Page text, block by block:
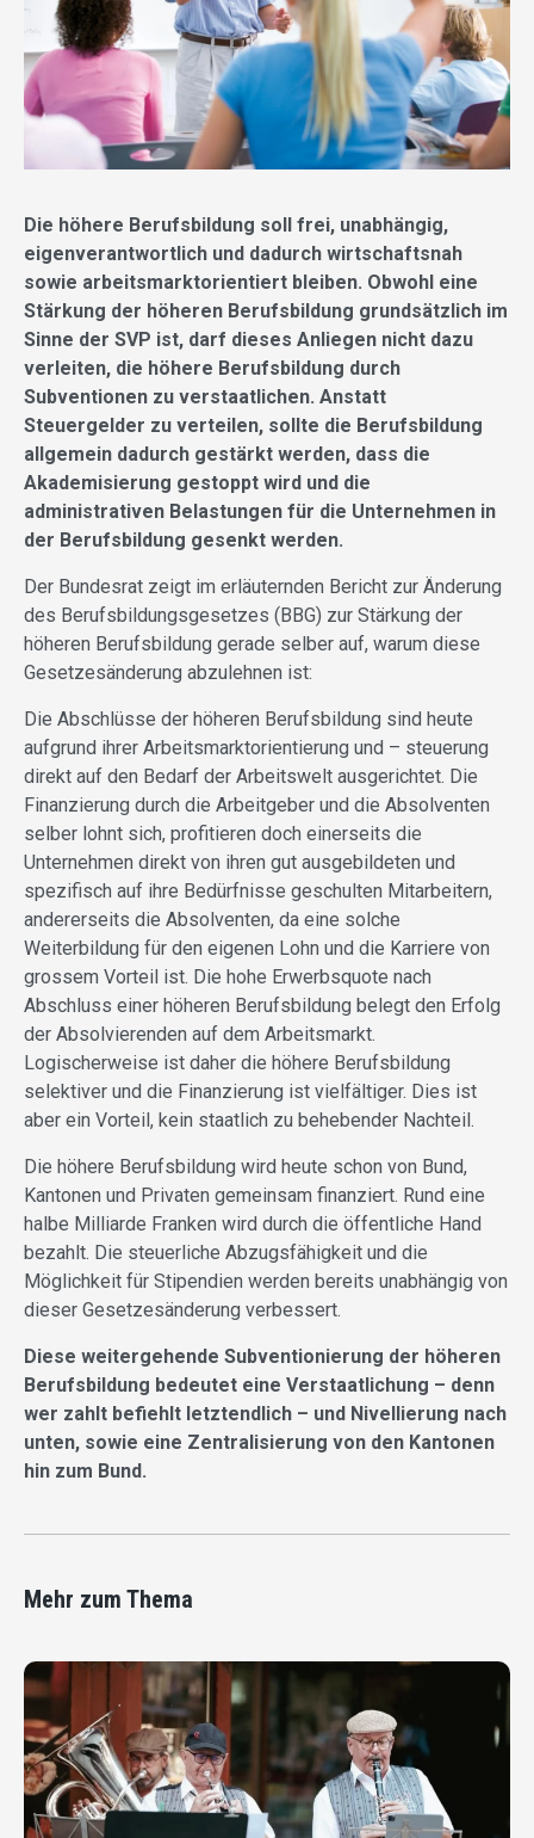
Die höhere Berufsbildung soll frei, unabhängig,
eigenverantwortlich und dadurch wirtschaftsnah
sowie arbeitsmarktorientiert bleiben. Obwohl eine
Stärkung der höheren Berufsbildung grundsätzlich im
Sinne der SVP ist, darf dieses Anliegen nicht dazu
verleiten, die höhere Berufsbildung durch
Subventionen zu verstaatlichen. Anstatt
Steuergelder zu verteilen, sollte die Berufsbildung
allgemein dadurch gestärkt werden, dass die
Akademisierung gestoppt wird und die
administrativen Belastungen für die Unternehmen in
der Berufsbildung gesenkt werden.
Der Bundesrat zeigt im erläuternden Bericht zur Änderung
des Berufsbildungsgesetzes (BBG) zur Stärkung der
höheren Berufsbildung gerade selber auf, warum diese
Gesetzesänderung abzulehnen ist:
Die Abschlüsse der höheren Berufsbildung sind heute
aufgrund ihrer Arbeitsmarktorientierung und – steuerung
direkt auf den Bedarf der Arbeitswelt ausgerichtet. Die
Finanzierung durch die Arbeitgeber und die Absolventen
selber lohnt sich, profitieren doch einerseits die
Unternehmen direkt von ihren gut ausgebildeten und
spezifisch auf ihre Bedürfnisse geschulten Mitarbeitern,
andererseits die Absolventen, da eine solche
Weiterbildung für den eigenen Lohn und die Karriere von
grossem Vorteil ist. Die hohe Erwerbsquote nach
Abschluss einer höheren Berufsbildung belegt den Erfolg
der Absolvierenden auf dem Arbeitsmarkt.
Logischerweise ist daher die höhere Berufsbildung
selektiver und die Finanzierung ist vielfältiger. Dies ist
aber ein Vorteil, kein staatlich zu behebender Nachteil.
Die höhere Berufsbildung wird heute schon von Bund,
Kantonen und Privaten gemeinsam finanziert. Rund eine
halbe Milliarde Franken wird durch die öffentliche Hand
bezahlt. Die steuerliche Abzugsfähigkeit und die
Möglichkeit für Stipendien werden bereits unabhängig von
dieser Gesetzesänderung verbessert.
Diese weitergehende Subventionierung der höheren
Berufsbildung bedeutet eine Verstaatlichung – denn
wer zahlt befiehlt letztendlich – und Nivellierung nach
unten, sowie eine Zentralisierung von den Kantonen
hin zum Bund.
Mehr zum Thema